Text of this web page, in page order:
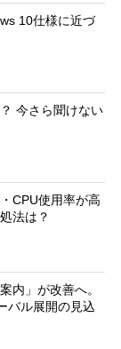
10仕様に近づ
今さら聞けない
CPU使用率が高
法は？
内」が改善へ。
バル展開の見込